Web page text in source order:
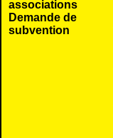
associations
Demande de
subvention